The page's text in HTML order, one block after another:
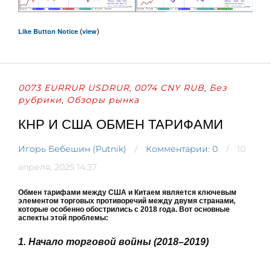
Like Button Notice (view)
0073 EURRUR USDRUR 0074 CNY RUB Без
рубрики Обзоры рынка
КНР И США ОБМЕН ТАРИФАМИ
Игорь Бебешин (Putnik) Комментарии: 0
10
апреля, 2025 14:37
Обмен тарифами между США и Китаем является ключевым
элементом торговых противоречий между двумя странами,
которые особенно обострились с 2018 года. Вот основные
аспекты этой проблемы:
1. Начало торговой войны (2018–2019)